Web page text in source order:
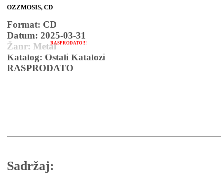
RASPRODATO!!!
OZZMOSIS, CD
Format: CD
Datum: 2025-03-31
Žanr: Metal
Katalog: Ostali Katalozi
RASPRODATO
Sadržaj: